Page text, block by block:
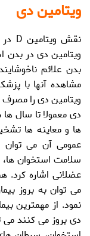
ویتامین دی
نقش ویتامین D در بدن
ویتامین دی در بدن
بدن علائم
مشاهده آنها با
ویتامین دی را
دیمعمولا تا سال
ها و معاینه ها
عمومی آن می توان
سلامت استخوان ها،
عضلانی اشاره کرد.
می توان به بروز
نمود. از مهمترین
دیبروز می کنند می